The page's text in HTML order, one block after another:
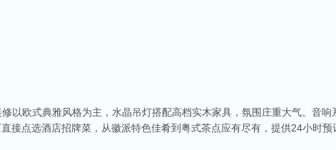
以欧式典雅风格为主，水晶吊灯搭配高档实木家具，氛围庄重大气。音响
接点选酒店招牌菜，从徽派特色佳肴到粤式茶点应有尽有，提供24小时预